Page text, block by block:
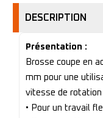
DESCRIPTION
Présentation :
Brosse coupe en
mm pour une
vitesse de
• Pour un travail